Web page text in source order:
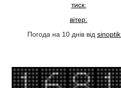
тиск:
вітер:
Погода на 10 днів від